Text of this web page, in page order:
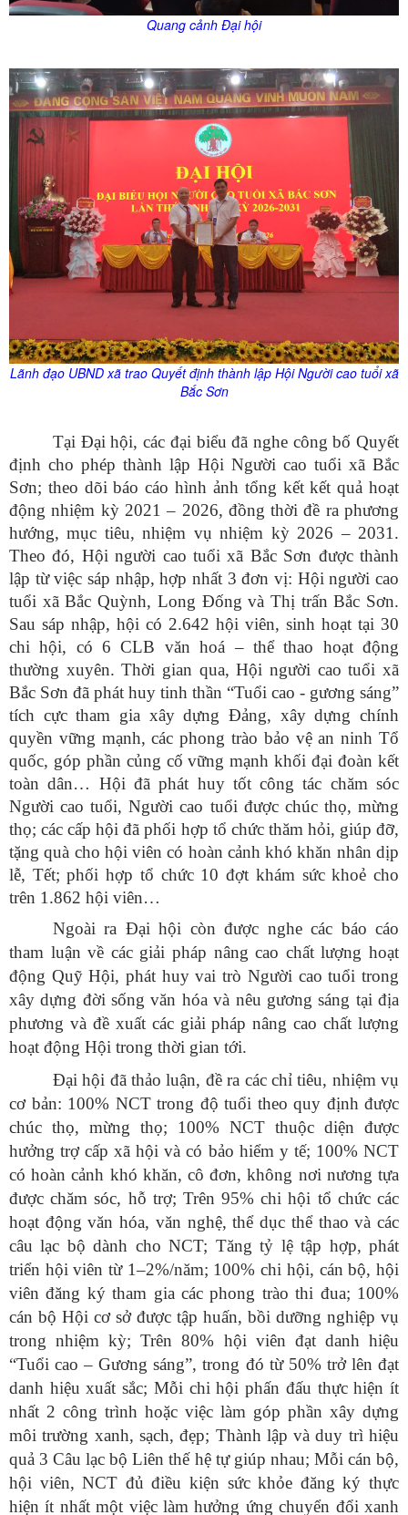
Quang cảnh Đại hội
Lãnh đạo UBND xã trao Quyết định thành lập Hội Người cao tuổi xã
Bắc Sơn
Tại Đại hội, các đại biểu đã nghe công bố Quyết
định cho phép thành lập Hội Người cao tuổi xã Bắc
Sơn; theo dõi báo cáo hình ảnh tổng kết kết quả hoạt
động nhiệm kỳ 2021 – 2026, đồng thời đề ra phương
hướng, mục tiêu, nhiệm vụ nhiệm kỳ 2026 – 2031.
Theo đó, Hội người cao tuổi xã Bắc Sơn được thành
lập từ việc sáp nhập, hợp nhất 3 đơn vị: Hội người cao
tuổi xã Bắc Quỳnh, Long Đống và Thị trấn Bắc Sơn.
Sau sáp nhập, hội có 2.642 hội viên, sinh hoạt tại 30
chi hội, có 6 CLB văn hoá – thể thao hoạt động
thường xuyên. Thời gian qua, Hội người cao tuổi xã
Bắc Sơn đã phát huy tinh thần “Tuổi cao - gương sáng”
tích cực tham gia xây dựng Đảng, xây dựng chính
quyền vững mạnh, các phong trào bảo vệ an ninh Tổ
quốc, góp phần củng cố vững mạnh khối đại đoàn kết
toàn dân… Hội đã phát huy tốt công tác chăm sóc
Người cao tuổi, Người cao tuổi được chúc thọ, mừng
thọ; các cấp hội đã phối hợp tổ chức thăm hỏi, giúp đỡ,
tặng quà cho hội viên có hoàn cảnh khó khăn nhân dịp
lễ, Tết; phối hợp tổ chức 10 đợt khám sức khoẻ cho
trên 1.862 hội viên…
Ngoài ra Đại hội còn được nghe các báo cáo
tham luận về các giải pháp nâng cao chất lượng hoạt
động Quỹ Hội, phát huy vai trò Người cao tuổi trong
xây dựng đời sống văn hóa và nêu gương sáng tại địa
phương và đề xuất các giải pháp nâng cao chất lượng
hoạt động Hội trong thời gian tới.
Đại hội đã thảo luận, đề ra các chỉ tiêu, nhiệm vụ
cơ bản: 100% NCT trong độ tuổi theo quy định được
chúc thọ, mừng thọ; 100% NCT thuộc diện được
hưởng trợ cấp xã hội và có bảo hiểm y tế; 100% NCT
có hoàn cảnh khó khăn, cô đơn, không nơi nương tựa
được chăm sóc, hỗ trợ; Trên 95% chi hội tổ chức các
hoạt động văn hóa, văn nghệ, thể dục thể thao và các
câu lạc bộ dành cho NCT; Tăng tỷ lệ tập hợp, phát
triển hội viên từ 1–2%/năm; 100% chi hội, cán bộ, hội
viên đăng ký tham gia các phong trào thi đua; 100%
cán bộ Hội cơ sở được tập huấn, bồi dưỡng nghiệp vụ
trong nhiệm kỳ; Trên 80% hội viên đạt danh hiệu
“Tuổi cao – Gương sáng”, trong đó từ 50% trở lên đạt
danh hiệu xuất sắc; Mỗi chi hội phấn đấu thực hiện ít
nhất 2 công trình hoặc việc làm góp phần xây dựng
môi trường xanh, sạch, đẹp; Thành lập và duy trì hiệu
quả 3 Câu lạc bộ Liên thế hệ tự giúp nhau; Mỗi cán bộ,
hội viên, NCT đủ điều kiện sức khỏe đăng ký thực
hiện ít nhất một việc làm hưởng ứng chuyển đổi xanh